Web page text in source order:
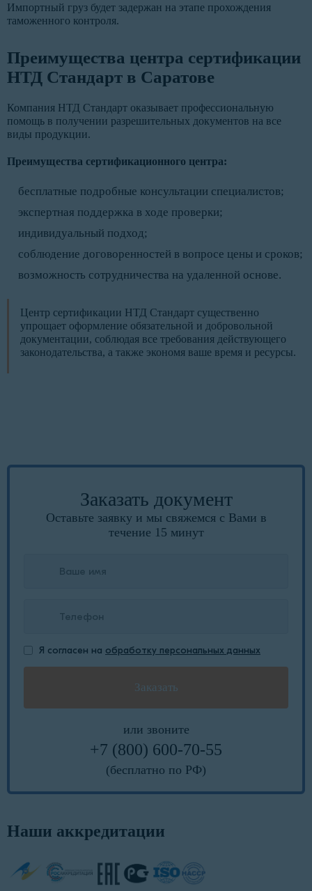
Импортный груз будет задержан на этапе прохождения
таможенного контроля.
Преимущества центра сертификации
НТД Стандарт в Саратове
Компания НТД Стандарт оказывает профессиональную
помощь в получении разрешительных документов на все
виды продукции.
Преимущества сертификационного центра:
бесплатные подробные консультации специалистов;
экспертная поддержка в ходе проверки;
индивидуальный подход;
соблюдение договоренностей в вопросе цены и сроков;
возможность сотрудничества на удаленной основе.
Центр сертификации НТД Стандарт существенно
упрощает оформление обязательной и добровольной
документации, соблюдая все требования действующего
законодательства, а также экономя ваше время и ресурсы.
Заказать документ
Оставьте заявку и мы свяжемся с Вами в
течение 15 минут
Я согласен на обработку персональных данных
или звоните
+7 (800) 600-70-55
(бесплатно по РФ)
Наши аккредитации